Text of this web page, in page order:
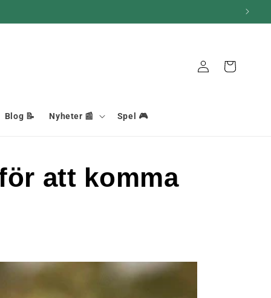
Blog 📝 Nyheter 📰 Spel 🎮
AnslutningKorg
att komma